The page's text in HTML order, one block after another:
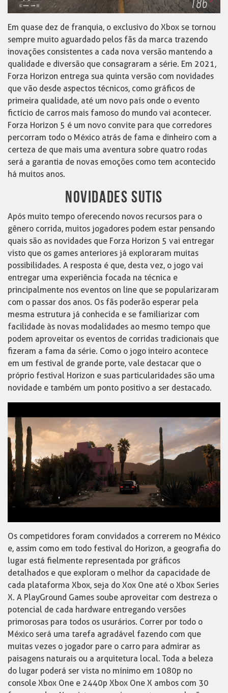
Em quase dez de franquia, o exclusivo do Xbox se tornou
sempre muito aguardado pelos fãs da marca trazendo
inovações consistentes a cada nova versão mantendo a
qualidade e diversão que consagraram a série. Em 2021,
Forza Horizon entrega sua quinta versão com novidades
que vão desde aspectos técnicos, como gráficos de
primeira qualidade, até um novo país onde o evento
fictício de carros mais famoso do mundo vai acontecer.
Forza Horizon 5 é um novo convite para que corredores
percorram todo o México atrás de fama e dinheiro com a
certeza de que mais uma aventura sobre quatro rodas
será a garantia de novas emoções como tem acontecido
há muitos anos.
NOVIDADES SUTIS
Após muito tempo oferecendo novos recursos para o
gênero corrida, muitos jogadores podem estar pensando
quais são as novidades que Forza Horizon 5 vai entregar
visto que os games anteriores já exploraram muitas
possibilidades. A resposta é que, desta vez, o jogo vai
entregar uma experiência focada na técnica e
principalmente nos eventos on line que se popularizaram
com o passar dos anos. Os fãs poderão esperar pela
mesma estrutura já conhecida e se familiarizar com
facilidade às novas modalidades ao mesmo tempo que
podem aproveitar os eventos de corridas tradicionais que
fizeram a fama da série. Como o jogo inteiro acontece
em um festival de grande porte, vale destacar que o
próprio festival Horizon e suas particularidades são uma
novidade e também um ponto positivo a ser destacado.
Os competidores foram convidados a correrem no México
e, assim como em todo festival do Horizon, a geografia do
lugar está fielmente representada por gráficos
detalhados e que exploram o melhor da capacidade de
cada plataforma Xbox, seja do Xox One até o Xbox Series
X. A PlayGround Games soube aproveitar com destreza o
potencial de cada hardware entregando versões
primorosas para todos os usurários. Correr por todo o
México será uma tarefa agradável fazendo com que
muitas vezes o jogador pare o carro para admirar as
paisagens naturais ou a arquitetura local. Toda a beleza
do lugar poderá ser vista no mínimo em 1080p no
console Xbox One e 2440p Xbox One X ambos com 30